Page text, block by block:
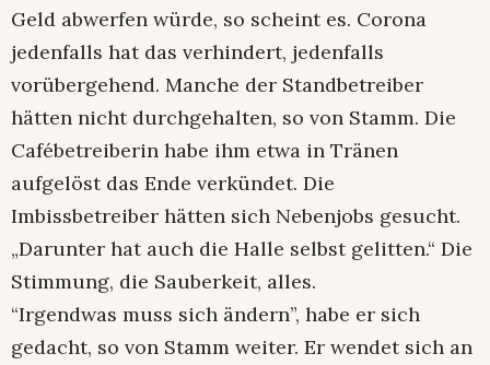
Geld abwerfen würde, so scheint es. Corona
jedenfalls hat das verhindert, jedenfalls
vorübergehend. Manche der Standbetreiber
hätten nicht durchgehalten, so von Stamm. Die
Cafébetreiberin habe ihm etwa in Tränen
aufgelöst das Ende verkündet. Die
Imbissbetreiber hätten sich Nebenjobs gesucht.
„Darunter hat auch die Halle selbst gelitten.“ Die
Stimmung, die Sauberkeit, alles.
“Irgendwas muss sich ändern”, habe er sich
gedacht, so von Stamm weiter. Er wendet sich an